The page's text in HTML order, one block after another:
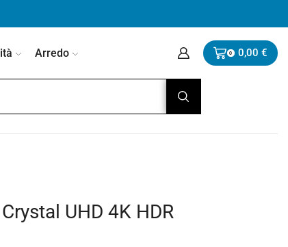
Arredo 0 0,00 €
UHD 4K HDR